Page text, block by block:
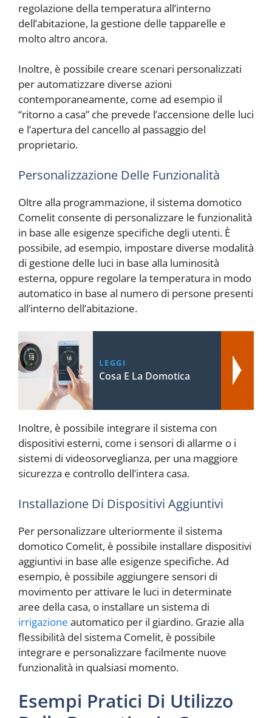
regolazione della temperatura all’interno
dell’abitazione, la gestione delle tapparelle e
molto altro ancora.
Inoltre, è possibile creare scenari personalizzati
per automatizzare diverse azioni
contemporaneamente, come ad esempio il
“ritorno a casa” che prevede l’accensione delle luci
e l’apertura del cancello al passaggio del
proprietario.
Personalizzazione Delle Funzionalità
Oltre alla programmazione, il sistema domotico
Comelit consente di personalizzare le funzionalità
in base alle esigenze specifiche degli utenti. È
possibile, ad esempio, impostare diverse modalità
di gestione delle luci in base alla luminosità
esterna, oppure regolare la temperatura in modo
automatico in base al numero di persone presenti
all’interno dell’abitazione.
LEGGI
Cosa E La Domotica
Inoltre, è possibile integrare il sistema con
dispositivi esterni, come i sensori di allarme o i
sistemi di videosorveglianza, per una maggiore
sicurezza e controllo dell’intera casa.
Installazione Di Dispositivi Aggiuntivi
Per personalizzare ulteriormente il sistema
domotico Comelit, è possibile installare dispositivi
aggiuntivi in base alle esigenze specifiche. Ad
esempio, è possibile aggiungere sensori di
movimento per attivare le luci in determinate
aree della casa, o installare un sistema di
irrigazione automatico per il giardino. Grazie alla
flessibilità del sistema Comelit, è possibile
integrare e personalizzare facilmente nuove
funzionalità in qualsiasi momento.
Esempi Pratici Di Utilizzo